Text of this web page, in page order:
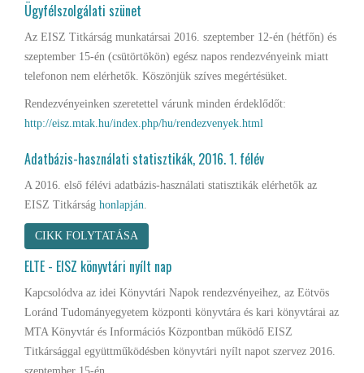
Ügyfélszolgálati szünet
Az EISZ Titkárság munkatársai 2016. szeptember 12-én (hétfőn) és
szeptember 15-én (csütörtökön) egész napos rendezvényeink miatt
telefonon nem elérhetők. Köszönjük szíves megértésüket.
Rendezvényeinken szeretettel várunk minden érdeklődőt:
http://eisz.mtak.hu/index.php/hu/rendezvenyek.html
Adatbázis-használati statisztikák, 2016. 1. félév
A 2016. első félévi adatbázis-használati statisztikák elérhetők az
EISZ Titkárság honlapján.
CIKK FOLYTATÁSA
ELTE - EISZ könyvtári nyílt nap
Kapcsolódva az idei Könyvtári Napok rendezvényeihez, az Eötvös
Loránd Tudományegyetem központi könyvtára és kari könyvtárai az
MTA Könyvtár és Információs Központban működő EISZ
Titkársággal együttműködésben könyvtári nyílt napot szervez 2016.